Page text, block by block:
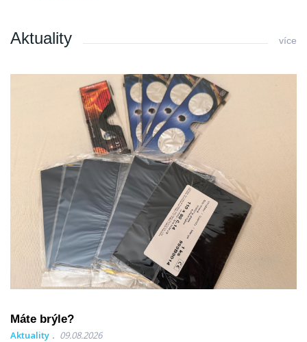
Aktuality více
Máte brýle?
Aktuality 09.08.2026